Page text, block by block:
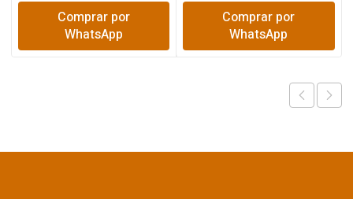
Comprar por
WhatsApp
Comprar por
WhatsApp